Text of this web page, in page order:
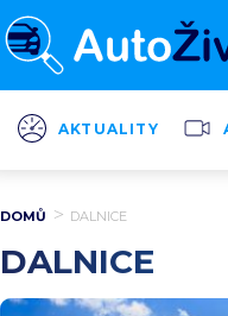
AKTUALITY
DOMŮ DALNICE
DALNICE